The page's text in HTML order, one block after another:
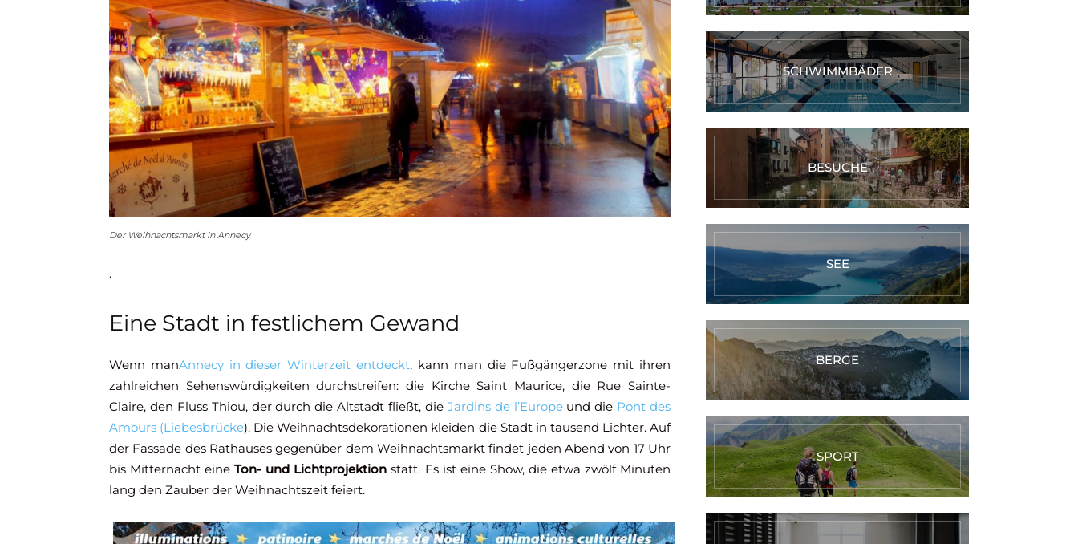
Der Weihnachtsmarkt in Annecy
.
Eine Stadt in festlichem Gewand
Wenn manAnnecy in dieser Winterzeit entdeckt, kann man die Fußgängerzone mit ihren
zahlreichen Sehenswürdigkeiten durchstreifen: die Kirche Saint Maurice, die Rue Sainte-
Claire, den Fluss Thiou, der durch die Altstadt fließt, die Jardins de l’Europeund die Pont des
Amours (Liebesbrücke). Die Weihnachtsdekorationen kleiden die Stadt in tausend Lichter. Auf
der Fassade des Rathauses gegenüber dem Weihnachtsmarkt findet jeden Abend von 17 Uhr
bis Mitternacht eine Ton- und Lichtprojektion statt. Es ist eine Show, die etwa zwölf Minuten
lang den Zauber der Weihnachtszeit feiert.
SCHWIMMBÄDER
BESUCHE
SEE
BERGE
SPORT